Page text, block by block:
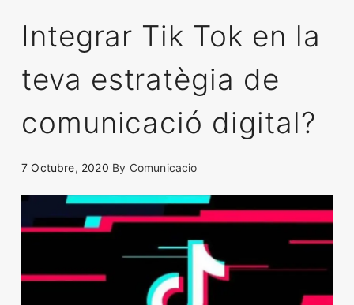
Integrar Tik Tok en la
teva estratègia de
comunicació digital?
7 Octubre, 2020 By Comunicacio